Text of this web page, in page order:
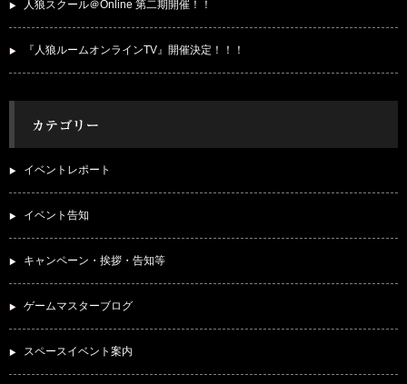
人狼スクール＠Online 第二期開催！！
『人狼ルームオンラインTV』開催決定！！！
イベントレポート
イベント告知
キャンペーン・挨拶・告知等
ゲームマスターブログ
スペースイベント案内